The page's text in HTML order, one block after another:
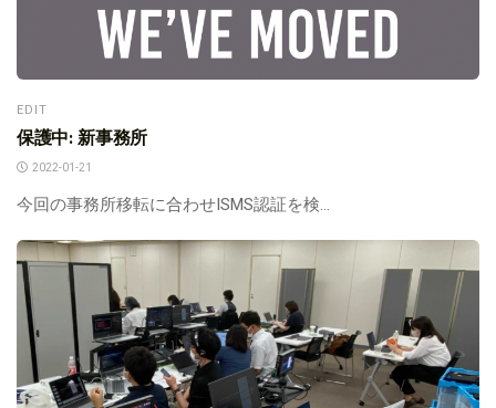
EDIT
保護中: 新事務所
2022-01-21
今回の事務所移転に合わせISMS認証を検...